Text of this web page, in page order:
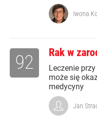
Iwona
Rak w
Leczenie
może się
medycyny
92
Jan